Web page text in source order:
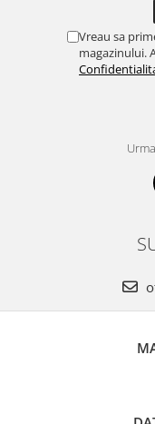
Vreau sa
magazinului.